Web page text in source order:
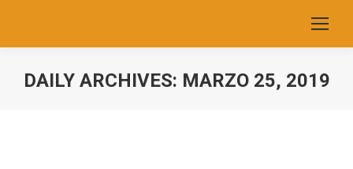
DAILY ARCHIVES: MARZO 25, 2019